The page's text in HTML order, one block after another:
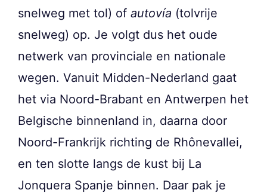
snelweg met tol) of autovía (tolvrije
snelweg) op. Je volgt dus het oude
netwerk van provinciale en nationale
wegen. Vanuit Midden-Nederland gaat
het via Noord-Brabant en Antwerpen het
Belgische binnenland in, daarna door
Noord-Frankrijk richting de Rhônevallei,
en ten slotte langs de kust bij La
Jonquera Spanje binnen. Daar pak je